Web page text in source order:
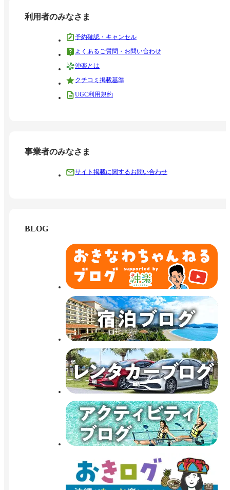
利用者のみなさま
予約確認・キャンセル
よくあるご質問・お問い合わせ
沖楽とは
クチコミ掲載基準
UGC利用規約
事業者のみなさま
サイト掲載に関するお問い合わせ
BLOG